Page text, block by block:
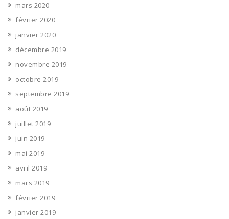
mars 2020
février 2020
janvier 2020
décembre 2019
novembre 2019
octobre 2019
septembre 2019
août 2019
juillet 2019
juin 2019
mai 2019
avril 2019
mars 2019
février 2019
janvier 2019